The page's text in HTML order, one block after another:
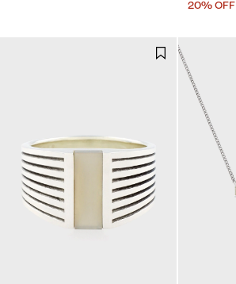
20% OFF